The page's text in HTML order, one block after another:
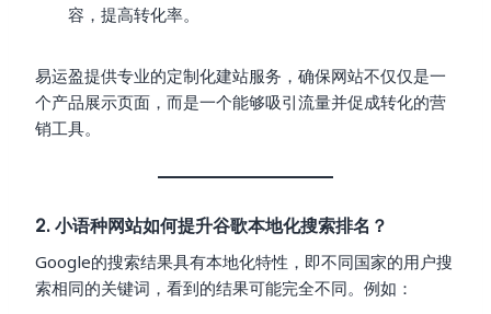
容，提高转化率。
易运盈提供专业的定制化建站服务，确保网站不仅仅是一
个产品展示页面，而是一个能够吸引流量并促成转化的营
销工具。
2. 小语种网站如何提升谷歌本地化搜索排名？
Google的搜索结果具有本地化特性，即不同国家的用户搜
索相同的关键词，看到的结果可能完全不同。例如：